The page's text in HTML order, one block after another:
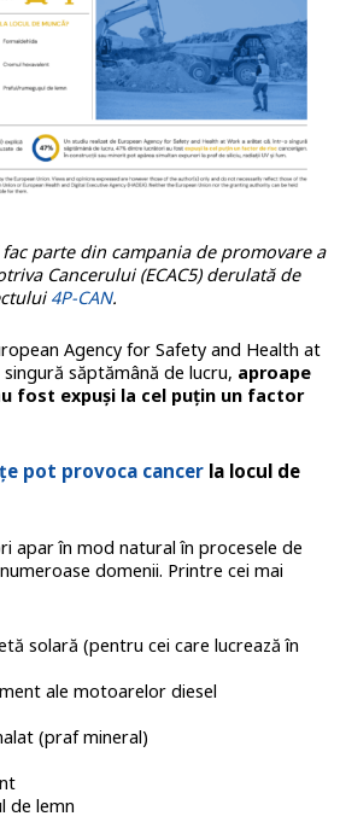
parte din campania de promovare a
Cancerului (ECAC5) derulată de
4P-CAN.
Agency for Safety and Health at
săptămână de lucru, aproape
fost expuși la cel puțin un factor
pot provoca cancerla locul de
apar în mod natural în procesele de
domenii. Printre cei mai
solară (pentru cei care lucrează în
ale motoarelor diesel
(praf mineral)
de lemn